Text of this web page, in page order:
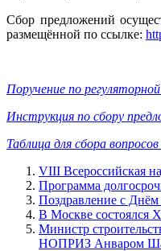
Сбор предложений
размещённой по ссылке:
Поручение по
Инструкция по сбору
Таблица для сбора
VIII Всероссийская
Программа
Поздравление с
В Москве состоялся
Министр
НОПРИЗ Анваром